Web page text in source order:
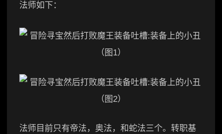
法师如下：
法师目前只有帝法，奥法，和蛇法三个。转职基